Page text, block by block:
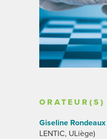
ORATEUR(S)
Giseline Rondeaux
LENTIC, ULiège)